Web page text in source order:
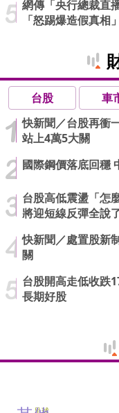
網傳「央行總裁直
「怒踢爆造假真相」
台股 車
快新聞／台股再衝
站上4萬5大關
國際鋼價落底回穩
台股高低震盪「怎
將迎短線反彈全說
快新聞／處置股新
關
台股開高走低收跌
長期好股
足球